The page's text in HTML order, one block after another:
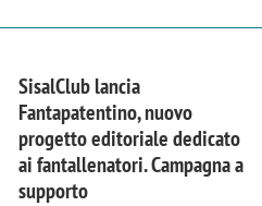
SisalClub lancia
Fantapatentino, nuovo
progetto editoriale dedicato
ai fantallenatori. Campagna a
supporto